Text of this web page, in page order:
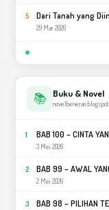
5 Dari Tanah yang
29 Mar 2026
📚 Buku & Novel
1 BAB 100 – CINTA
3 Mei 2026
2 BAB 99 – AWAL
2 Mei 2026
3 BAB 98 – PILIHAN